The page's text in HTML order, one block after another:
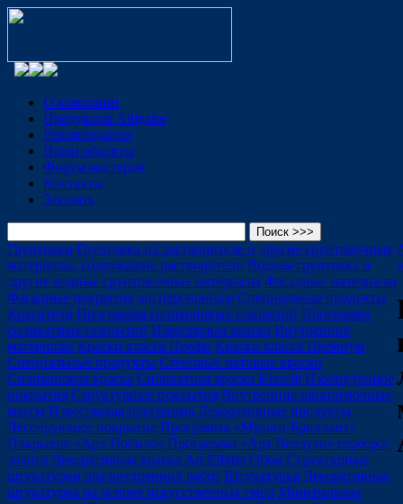
О компании
Продукция Alligator
Рекомендации
Наши объекты
Форум мастеров
Контакты
Заказать
Грунтовки Грунтовка на растворителе и другие грунтовочные
материалы, содержащие растворители Водная грунтовка и
другие водные грунтовочные материалы Фасадные материалы
Фасадные покрытия дисперсионные Специальные продукты
Красители Программа силиконовых покрытий Программа
силикатных покрытий Известковая краска Внутренние
материалы Краски класса Профи Краски класса Премиум
Специальные продукты Стеновые матовые краски
Силиконовая краска Силикатная краска Kieselit Изолирующие
покрытия Структурные покрытия Внутренние шпатлевочные
массы Известковая программа Декоративные продукты
Лессирующее покрытие Программа «Мульти-Бриллант»
Покрытие «Арт-Нобиле» Программа «Арт Веллуто» серебро/
золото Декоративная краска Art Effetto Обои Структурные
штукатурки для внутренних работ Штукатурка Декоративная
штукатурка на основе искусственных смол Минеральная